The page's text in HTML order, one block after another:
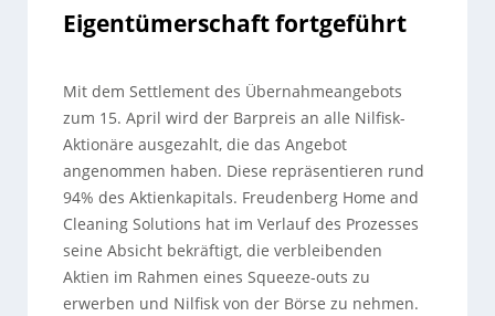
Eigentümerschaft fortgeführt
Mit dem Settlement des Übernahmeangebots
zum 15. April wird der Barpreis an alle Nilfisk-
Aktionäre ausgezahlt, die das Angebot
angenommen haben. Diese repräsentieren rund
94% des Aktienkapitals. Freudenberg Home and
Cleaning Solutions hat im Verlauf des Prozesses
seine Absicht bekräftigt, die verbleibenden
Aktien im Rahmen eines Squeeze-outs zu
erwerben und Nilfisk von der Börse zu nehmen.